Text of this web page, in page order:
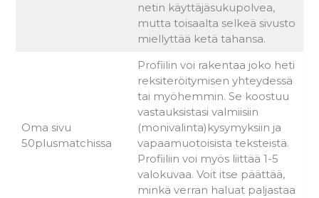
netin käyttäjäsukupolvea,
mutta toisaalta selkeä sivusto
miellyttää ketä tahansa.
Oma sivu
50plusmatchissa
Profiilin voi rakentaa joko heti
reksiteröitymisen yhteydessä
tai myöhemmin. Se koostuu
vastauksistasi valmiisiin
(monivalinta)kysymyksiin ja
vapaamuotoisista teksteistä.
Profiiliin voi myös liittää 1-5
valokuvaa. Voit itse päättää,
minkä verran haluat paljastaa